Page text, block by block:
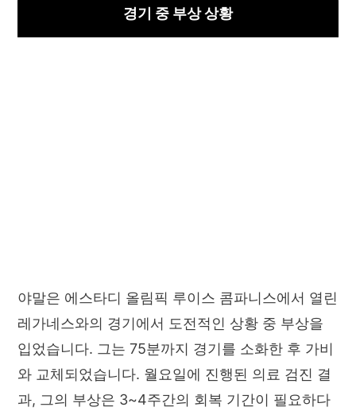
경기 중 부상 상황
야말은 에스타디 올림픽 루이스 콤파니스에서 열린
레가네스와의 경기에서 도전적인 상황 중 부상을
입었습니다. 그는 75분까지 경기를 소화한 후 가비
와 교체되었습니다. 월요일에 진행된 의료 검진 결
과, 그의 부상은 3~4주간의 회복 기간이 필요하다